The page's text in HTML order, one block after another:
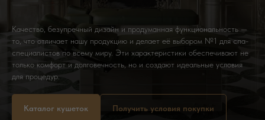
Качество, безупречный дизайн и продуманная функциональность —
то, что отличает нашу продукцию и делает её выбором №1 для спа-
специалистов по всему миру. Эти характеристики обеспечивают не
только комфорт и долговечность, но и создают идеальные условия
для процедур.
Каталог кушеток Получить условия покупки